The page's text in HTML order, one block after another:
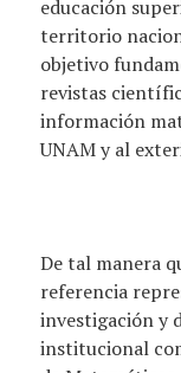
educación
territorio
objetivo
revistas
información
UNAM y al
De tal manera
referencia
investigación y
institucional